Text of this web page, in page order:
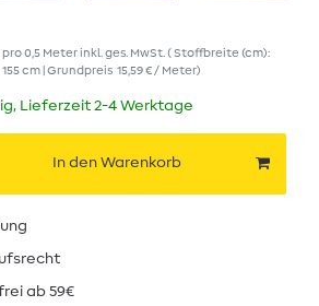
pro0,5 Meterinkl. ges. MwSt. ( Stoffbreite (cm):
155 cm | Grundpreis 15,59 € / Meter)
Lieferzeit 2-4 Werktage
In den Warenkorb
ab 59€